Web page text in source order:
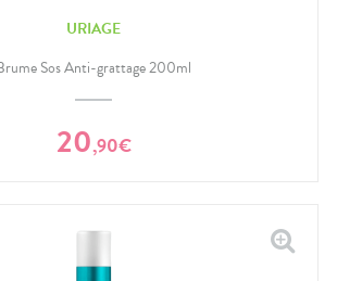
URIAGE
Sos Anti-grattage 200ml
20,90€